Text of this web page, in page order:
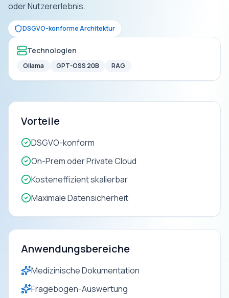
oder Nutzererlebnis.
DSGVO-konforme Architektur
Technologien
Ollama GPT-OSS 20B RAG
Vorteile
DSGVO-konform
On-Prem oder Private Cloud
Kosteneffizient skalierbar
Maximale Datensicherheit
Anwendungsbereiche
Medizinische Dokumentation
Fragebogen-Auswertung